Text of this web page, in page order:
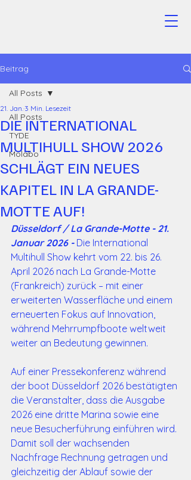
Beitrag
All Posts
TYDE
Molabo
All Posts
DIE INTERNATIONAL
MULTIHULL SHOW 2026
SCHLÄGT EIN NEUES
KAPITEL IN LA GRANDE-
MOTTE AUF!
21. Jan. 3 Min. Lesezeit
Düsseldorf / La Grande-Motte - 21.
Januar 2026 - Die International
Multihull Show kehrt vom 22. bis 26.
April 2026 nach La Grande-Motte
(Frankreich) zurück – mit einer
erweiterten Wasserfläche und einem
erneuerten Fokus auf Innovation,
während Mehrrumpfboote weltweit
weiter an Bedeutung gewinnen.
Auf einer Pressekonferenz während
der boot Düsseldorf 2026 bestätigten
die Veranstalter, dass die Ausgabe
2026 eine dritte Marina sowie eine
neue Besucherführung einführen wird.
Damit soll der wachsenden
Nachfrage Rechnung getragen und
gleichzeitig der Ablauf sowie der